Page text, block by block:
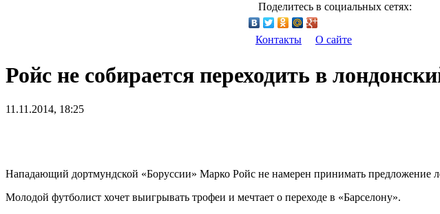
Поделитесь в социальных сетях:
Контакты О сайте
Ройс не собирается переходить в
11.11.2014, 18:25
Нападающий дортмундской «Боруссии» Марко Ройс не намерен принимать предложение
Молодой футболист хочет выигрывать трофеи и мечтает о переходе в «Барселону».